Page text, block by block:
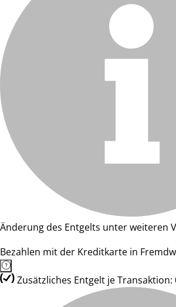
Änderung des Entgelts unter weiteren
Bezahlen mit der Kreditkarte in
Zusätzliches Entgelt je Transaktion: